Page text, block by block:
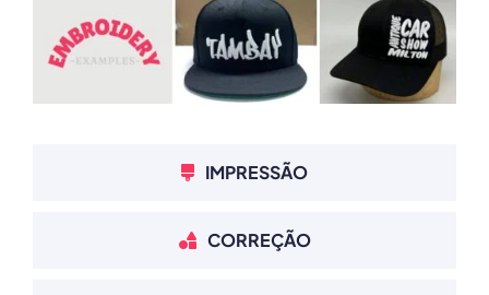
IMPRESSÃO
CORREÇÃO